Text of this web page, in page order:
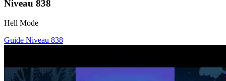
Niveau 838
Hell Mode
Guide Niveau 838